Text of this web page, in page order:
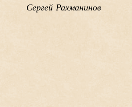
Сергей Рахманинов